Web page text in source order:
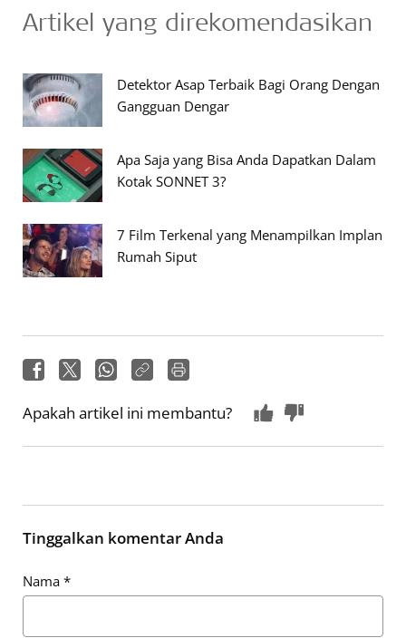
Artikel yang direkomendasikan
Detektor Asap Terbaik Bagi Orang Dengan
Gangguan Dengar
Apa Saja yang Bisa Anda Dapatkan Dalam
Kotak SONNET 3?
7 Film Terkenal yang Menampilkan Implan
Rumah Siput
Apakah artikel ini membantu?
Tinggalkan komentar Anda
Nama *